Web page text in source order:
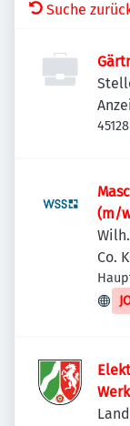
Suche
(m/
Co.